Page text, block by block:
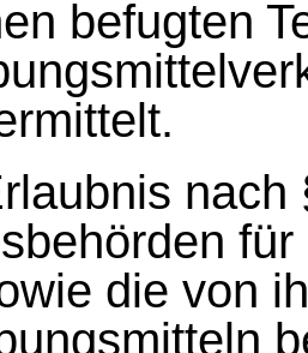
befugten
die von